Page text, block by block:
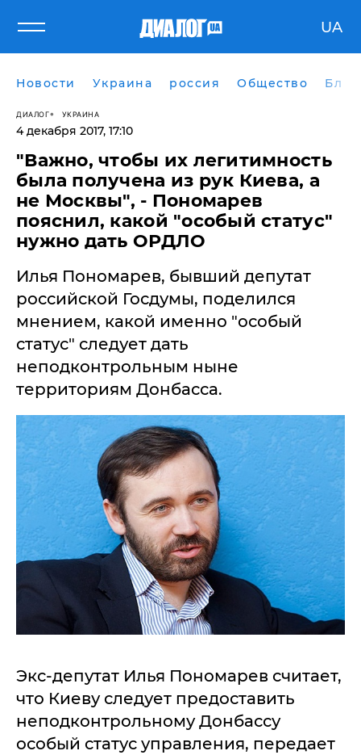
UA
Новости Украина россия Общество
ДИАЛОГ УКРАИНА
4 декабря 2017, 17:10
"Важно, чтобы их легитимность
была получена из рук Киева, а
не Москвы", - Пономарев
пояснил, какой "особый статус"
нужно дать ОРДЛО
Илья Пономарев, бывший депутат
российской Госдумы, поделился
мнением, какой именно "особый
статус" следует дать
неподконтрольным ныне
территориям Донбасса.
Экс-депутат Илья Пономарев считает,
что Киеву следует предоставить
неподконтрольному Донбассу
особый статус управления, передает